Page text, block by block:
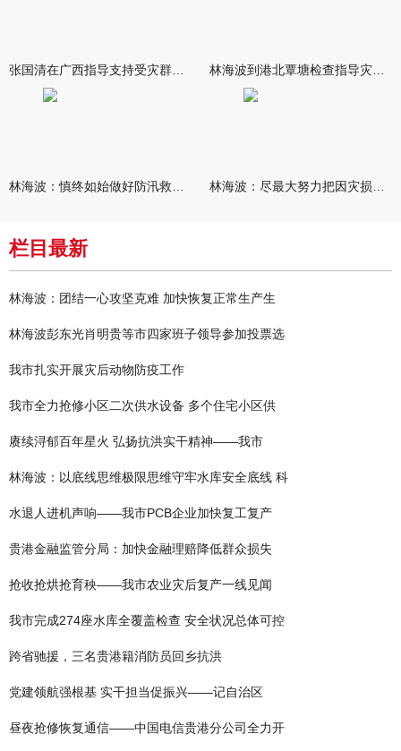
栏目最新
林海波：团结一心攻坚克难 加快恢复正常生产生
林海波彭东光肖明贵等市四家班子领导参加投票选
我市扎实开展灾后动物防疫工作
我市全力抢修小区二次供水设备 多个住宅小区供
赓续浔郁百年星火 弘扬抗洪实干精神——我市
林海波：以底线思维极限思维守牢水库安全底线 科
水退人进机声响——我市PCB企业加快复工复产
贵港金融监管分局：加快金融理赔降低群众损失
抢收抢烘抢育秧——我市农业灾后复产一线见闻
我市完成274座水库全覆盖检查 安全状况总体可控
跨省驰援，三名贵港籍消防员回乡抗洪
党建领航强根基 实干担当促振兴——记自治区
昼夜抢修恢复通信——中国电信贵港分公司全力开